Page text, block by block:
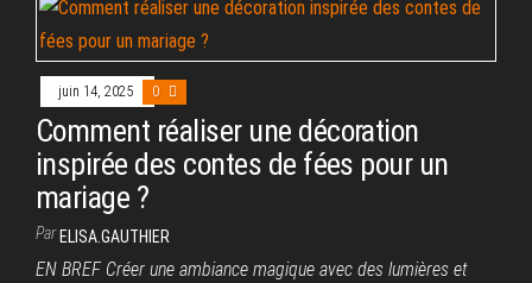
juin 14, 2025 0
Comment réaliser une décoration
inspirée des contes de fées pour un
mariage ?
Par ELISA.GAUTHIER
EN BREF Créer une ambiance magique avec des lumières et